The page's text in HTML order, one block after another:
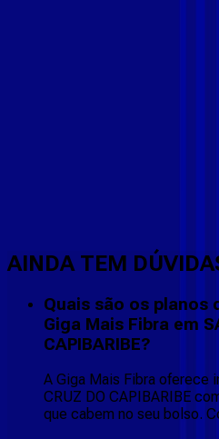
AINDA TEM
Quais são os planos
Giga Mais Fibra em
CAPIBARIBE?
A Giga Mais Fibra oferece
CRUZ DO CAPIBARIBE
que cabem no seu bolso.